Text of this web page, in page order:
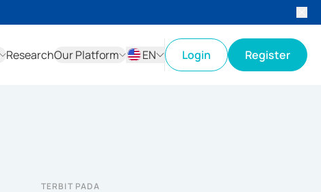
ResearchOur Platform
EN
Login Register
TERBIT PADA